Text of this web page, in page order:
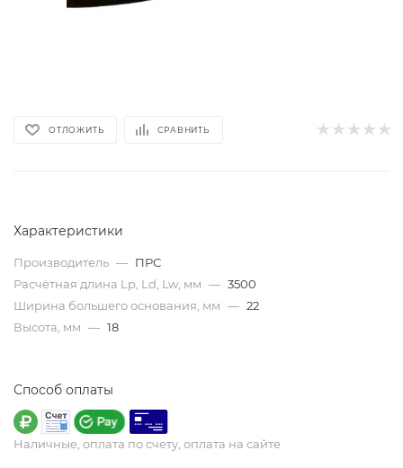
ОТЛОЖИТЬ СРАВНИТЬ
Характеристики
Производитель — ПРС
Расчётная длина Lp, Ld, Lw, мм — 3500
Ширина большего основания, мм — 22
Высота, мм — 18
Способ оплаты
Наличные, оплата по счету, оплата на сайте